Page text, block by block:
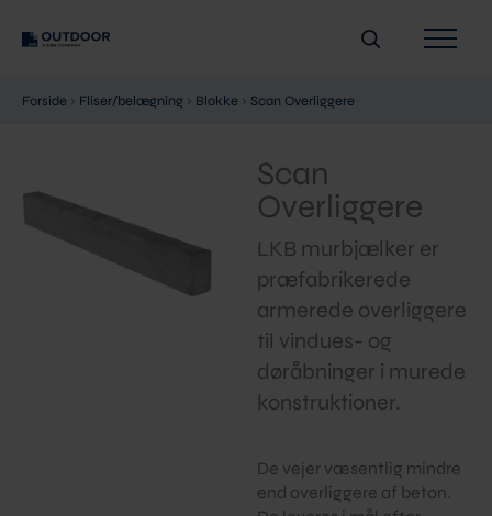
Forside › Fliser/belægning › Blokke › Scan Overliggere
Scan
Overliggere
LKB murbjælker er
præfabrikerede
armerede overliggere
til vindues- og
døråbninger i murede
konstruktioner.
De vejer væsentlig mindre
end overliggere af beton.